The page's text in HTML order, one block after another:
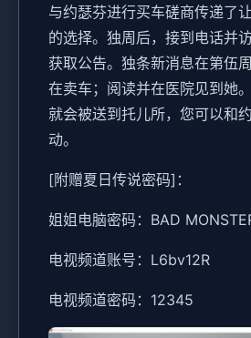
与约瑟芬进行买车磋商传递了
的选择。独周后，接到电话并
获取公告。独条新消息在第伍
在卖车；阅读并在医院见到她
就会被送到托儿所，您可以和
动。
[附赠夏日传说密码]：
姐姐电脑密码：BAD
电视频道账号：L6bv12R
电视频道密码：12345